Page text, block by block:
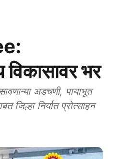
विकासावर भर
अडचणी, पायाभूत
जिल्हा निर्यात प्रोत्साहन